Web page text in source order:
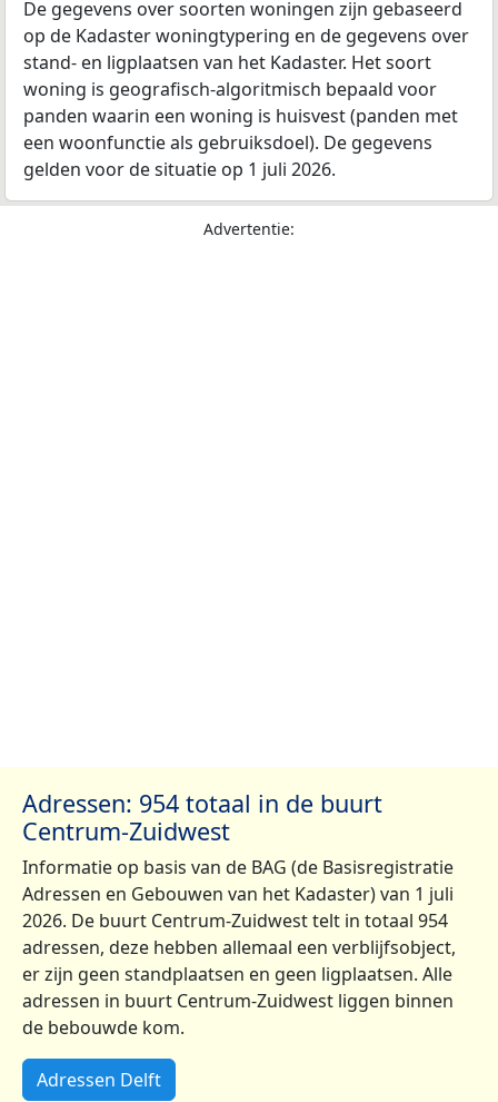
De gegevens over soorten woningen zijn gebaseerd
op de Kadaster woningtypering en de gegevens over
stand- en ligplaatsen van het Kadaster. Het soort
woning is geografisch-algoritmisch bepaald voor
panden waarin een woning is huisvest (panden met
een woonfunctie als gebruiksdoel). De gegevens
gelden voor de situatie op 1 juli 2026.
Advertentie:
Adressen: 954 totaal in de buurt
Centrum-Zuidwest
Informatie op basis van de BAG (de Basisregistratie
Adressen en Gebouwen van het Kadaster) van 1 juli
2026. De buurt Centrum-Zuidwest telt in totaal 954
adressen, deze hebben allemaal een verblijfsobject,
er zijn geen standplaatsen en geen ligplaatsen. Alle
adressen in buurt Centrum-Zuidwest liggen binnen
de bebouwde kom.
Adressen Delft